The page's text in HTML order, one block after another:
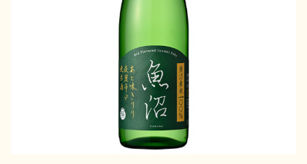
地酒解体新書
お楽しみコンテンツ